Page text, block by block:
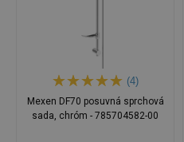
(4)
Mexen DF70 posuvná sprchová
sada, chróm - 785704582-00